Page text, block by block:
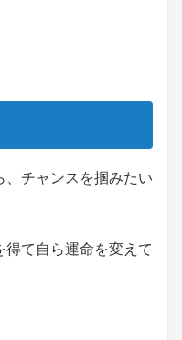
、チャンスを掴みたい
て自ら運命を変えて